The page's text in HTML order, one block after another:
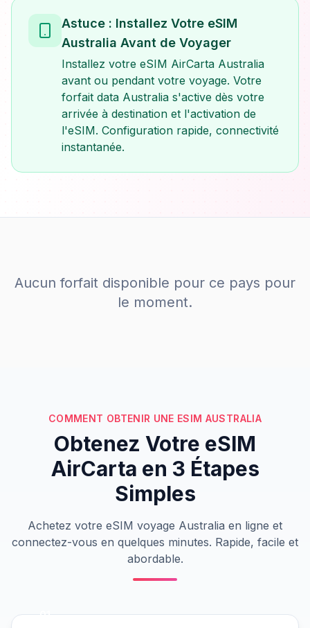
Astuce : Installez Votre eSIM
Australia Avant de Voyager
Installez votre eSIM AirCarta Australia
avant ou pendant votre voyage. Votre
forfait data Australia s'active dès votre
arrivée à destination et l'activation de
l'eSIM. Configuration rapide, connectivité
instantanée.
Aucun forfait disponible pour ce pays pour
le moment.
COMMENT OBTENIR UNE ESIM AUSTRALIA
Obtenez Votre eSIM
AirCarta en 3 Étapes
Simples
Achetez votre eSIM voyage Australia en ligne et
connectez-vous en quelques minutes. Rapide, facile et
abordable.
01